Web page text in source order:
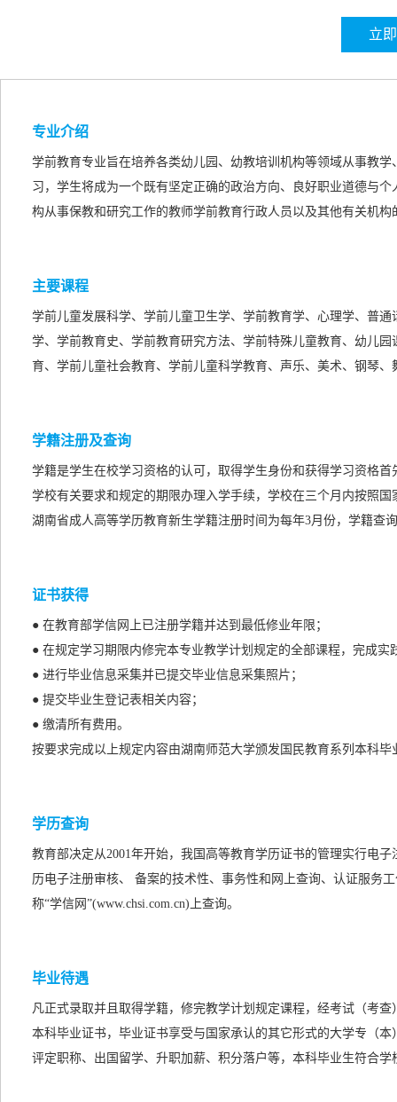
立
专业介绍
学前教育专业旨在培养各类幼儿园、幼教培训机构等领域从事教
习，学生将成为一个既有坚定正确的政治方向、良好职业道德与
构从事保教和研究工作的教师学前教育行政人员以及其他有关机构
主要课程
学前儿童发展科学、学前儿童卫生学、学前教育学、心理学、普
学、学前教育史、学前教育研究方法、学前特殊儿童教育、幼儿
育、学前儿童社会教育、学前儿童科学教育、声乐、美术、钢琴、
学籍注册及查询
学籍是学生在校学习资格的认可，取得学生身份和获得学习资格
学校有关要求和规定的期限办理入学手续，学校在三个月内按照
湖南省成人高等学历教育新生学籍注册时间为每年3月份，学籍查
证书获得
● 在教育部学信网上已注册学籍并达到最低修业年限；
● 在规定学习期限内修完本专业教学计划规定的全部课程，完成
● 进行毕业信息采集并已提交毕业信息采集照片；
● 提交毕业生登记表相关内容；
● 缴清所有费用。
按要求完成以上规定内容由湖南师范大学颁发国民教育系列本科
学历查询
教育部决定从2001年开始，我国高等教育学历证书的管理实行电
历电子注册审核、 备案的技术性、事务性和网上查询、认证服务
称“学信网”(www.chsi.com.cn)上查询。
毕业待遇
凡正式录取并且取得学籍，修完教学计划规定课程，经考试（考
本科毕业证书，毕业证书享受与国家承认的其它形式的大学专（本
评定职称、出国留学、升职加薪、积分落户等，本科毕业生符合